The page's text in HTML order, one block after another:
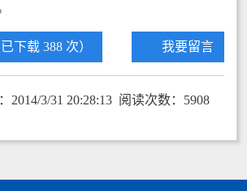
下载 388 次） 我要留言
2014/3/31 20:28:13 阅读次数：5908